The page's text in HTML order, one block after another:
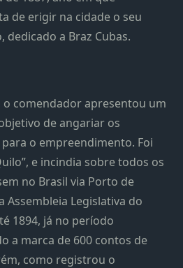
de erigir na cidade o seu
a Braz Cubas.
o comendador apresentou um
de angariar os
o empreendimento. Foi
e incindia sobre todos os
no Brasil via Porto de
Assembleia Legislativa do
1894, já no período
a marca de 600 contos de
como registrou o